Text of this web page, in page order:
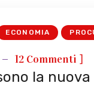
ECONOMIA
12 Commenti ]
la nuova